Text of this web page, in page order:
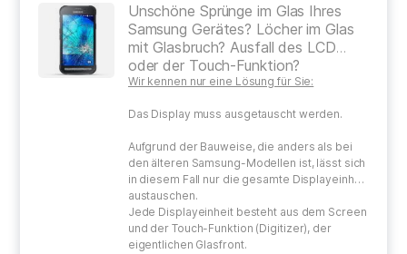
Unschöne Sprünge im Glas Ihres
Samsung Gerätes? Löcher im Glas
mit Glasbruch? Ausfall des LCD
oder der Touch-Funktion?
Wir kennen nur eine Lösung für Sie:
Das Display muss ausgetauscht werden.
Aufgrund der Bauweise, die anders als bei
den älteren Samsung-Modellen ist, lässt sich
in diesem Fall nur die gesamte Displayeinheit
austauschen.
Jede Displayeinheit besteht aus dem Screen
und der Touch-Funktion (Digitizer), der
eigentlichen Glasfront.